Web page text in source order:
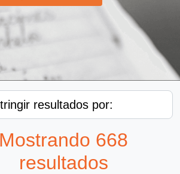
resultados por:
Mostrando 668
resultados